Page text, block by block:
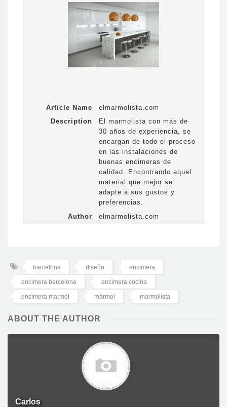
Article Name
elmarmolista.com
Description
El marmolista con más de
30 años de experiencia, se
encargan de todo el proceso
en las instalaciones de
buenas encimeras de
calidad. Encontrando aquel
material que mejor se
adapte a sus gustos y
preferencias.
Author
elmarmolista.com
barcelona diseño encimera
encimera barcelona encimera cocina
encimera marmol mármol marmolista
ABOUT THE AUTHOR
Carlos